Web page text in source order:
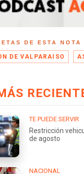
DE ESTA NOTA
DE VALPARAISO
TE PUEDE SERVIR
Restricción
de agosto
NACIONAL